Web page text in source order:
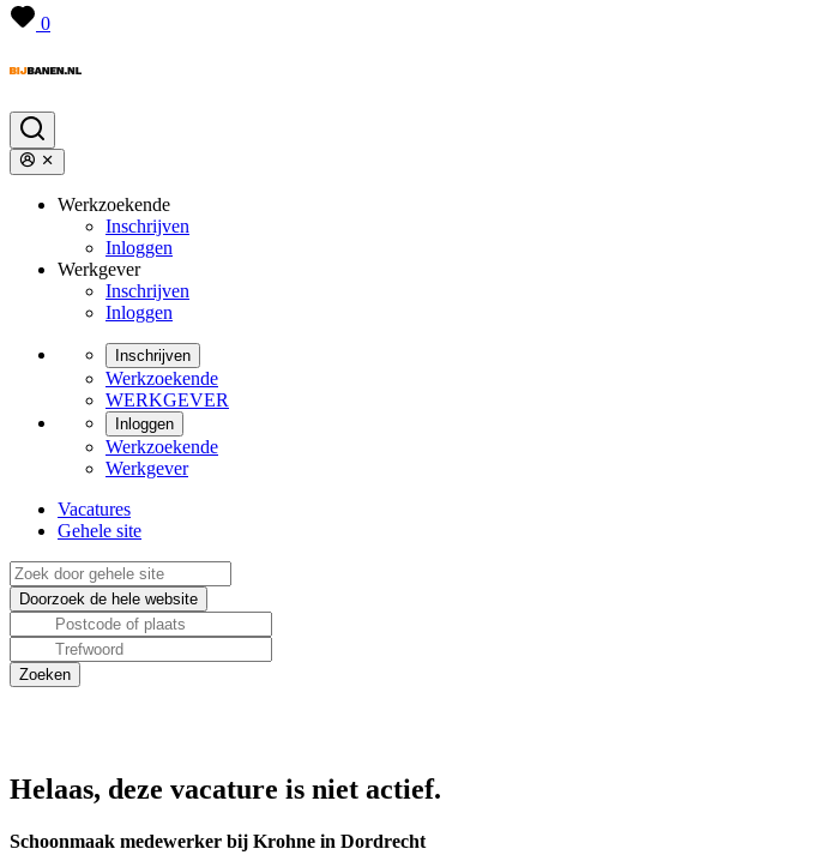
0
Werkzoekende
Inschrijven
Inloggen
Werkgever
Inschrijven
Inloggen
Inschrijven
Werkzoekende
WERKGEVER
Inloggen
Werkzoekende
Werkgever
Vacatures
Gehele site
Helaas, deze vacature is niet actief.
Schoonmaak medewerker bij Krohne in Dordrecht